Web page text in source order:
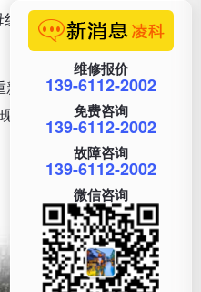
的电压，然后跳
新启动变频器。如
。
维修报价
139-6112-2002
免费咨询
139-6112-2002
故障咨询
139-6112-2002
微信咨询